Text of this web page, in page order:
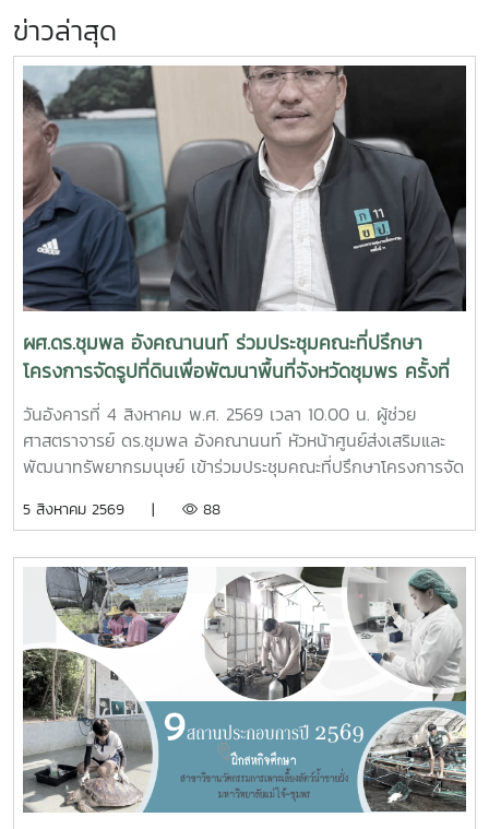
ข่าวล่าสุด
ผศ.ดร.ชุมพล อังคณานนท์ ร่วมประชุมคณะที่ปรึกษา
โครงการจัดรูปที่ดินเพื่อพัฒนาพื้นที่จังหวัดชุมพร ครั้งที่
2/2569
วันอังคารที่ 4 สิงหาคม พ.ศ. 2569 เวลา 10.00 น. ผู้ช่วย
ศาสตราจารย์ ดร.ชุมพล อังคณานนท์ หัวหน้าศูนย์ส่งเสริมและ
พัฒนาทรัพยากรมนุษย์ เข้าร่วมประชุมคณะที่ปรึกษาโครงการจัด
รวม สาย ก3 และ ก4ในเขตผังเมืองรวมชุมชนปากน้ำหลังสวน
ศาลากลางจังหวัดชุมพร โดยมีนายจักรพงศ์ นิลไพรัช ธนารักษ์
พื้นที่ชุมพร เป็นประธานในการประชุมในการนี้ นายอุดม จิตตวงค์
โยธาธิการและผังเมืองจังหวัดชุมพร พร้อมด้วยคณะที่ปรึกษา
โครงการจัดรูปที่ดินเพื่อพัฒนาพื้นที่ส่วนจังหวัดชุมพร บริเวณ
ถนนผังเมืองรวม สาย ก3 และก4 ในเขตผังเมืองรวมชุมชน
ปากน้ำหลังสวน เข้าร่วมการประชุมฯ ดังกล่าว เพื่อพิจารณาขอ
ความเห็นชอบค่าชดเชยต้นไม้และพืชผล และค่าชดเชยอาคารและ
สิ่งปลูกสร้างจากกองทุนจัดรูปที่ดินเพื่อพัฒนาพื้นที่มติที่ประชุม
รับทราบรายละเอียดราคาและเห็นควรให้เสนอคณะกรรมการ
จังหวัดขอรับเงินอุดหนุนจากกกองทุนจัดรูปเพื่อพัฒนาพื้นที่
5 สิงหาคม 2569 | 88